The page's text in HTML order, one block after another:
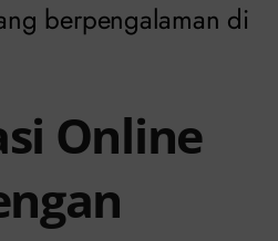
berpengalaman di
Online